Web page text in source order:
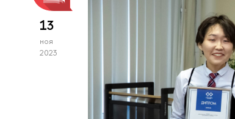
13
ноя
2023